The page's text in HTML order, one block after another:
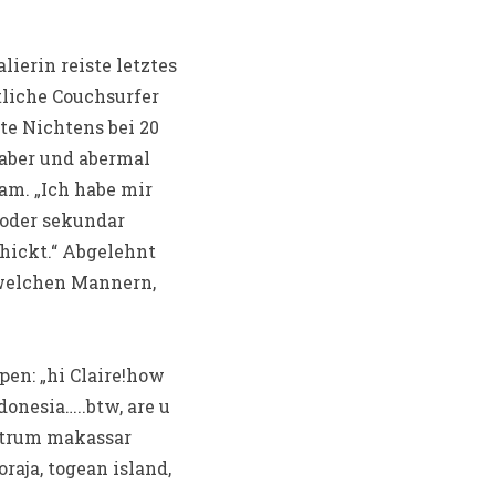
reiste letztes
Couchsurfer
Nichtens bei 20
und abermal
„Ich habe mir
sekundar
Abgelehnt
Mannern,
„hi Claire!how
are u
makassar
togean island,